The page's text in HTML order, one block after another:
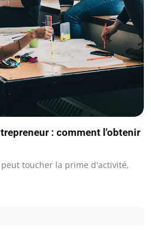
: comment l'obtenir
toucher la prime d'activité,